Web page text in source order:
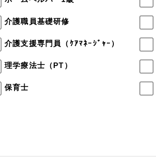
介護職員基礎研修
介護支援専門員（ｹｱﾏﾈｰｼﾞｬｰ）
理学療法士（PT）
保育士